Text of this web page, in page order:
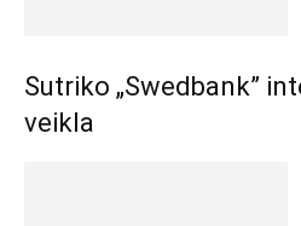
Sutriko „Swedbank”
veikla